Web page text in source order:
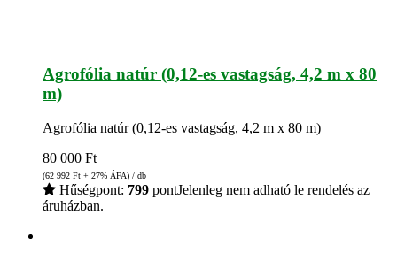
Agrofólia natúr (0,12-es vastagság, 4,2 m x 80
m)
Agrofólia natúr (0,12-es vastagság, 4,2 m x 80 m)
80 000 Ft
(62 992 Ft + 27% ÁFA) / db
Hűségpont: 799 pontJelenleg nem adható le rendelés az
áruházban.